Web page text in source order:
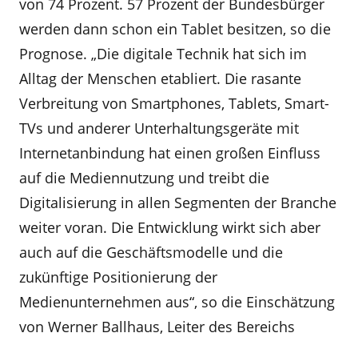
von 74 Prozent. 57 Prozent der Bundesbürger
werden dann schon ein Tablet besitzen, so die
Prognose. „Die digitale Technik hat sich im
Alltag der Menschen etabliert. Die rasante
Verbreitung von Smartphones, Tablets, Smart-
TVs und anderer Unterhaltungsgeräte mit
Internetanbindung hat einen großen Einfluss
auf die Mediennutzung und treibt die
Digitalisierung in allen Segmenten der Branche
weiter voran. Die Entwicklung wirkt sich aber
auch auf die Geschäftsmodelle und die
zukünftige Positionierung der
Medienunternehmen aus“, so die Einschätzung
von Werner Ballhaus, Leiter des Bereichs